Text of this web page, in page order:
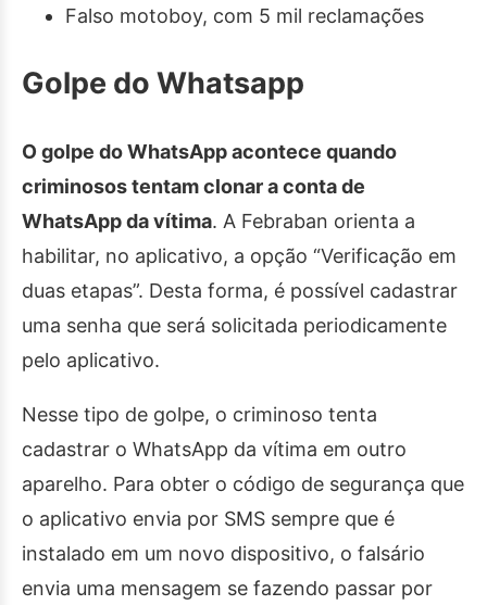
Falso motoboy, com 5 mil reclamações
Golpe do Whatsapp
O golpe do WhatsApp acontece quando
criminosos tentam clonar a conta de
WhatsApp da vítima. A Febraban orienta a
habilitar, no aplicativo, a opção “Verificação em
duas etapas”. Desta forma, é possível cadastrar
uma senha que será solicitada periodicamente
pelo aplicativo.
Nesse tipo de golpe, o criminoso tenta
cadastrar o WhatsApp da vítima em outro
aparelho. Para obter o código de segurança que
o aplicativo envia por SMS sempre que é
instalado em um novo dispositivo, o falsário
envia uma mensagem se fazendo passar por